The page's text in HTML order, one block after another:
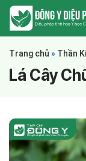
Trang chủ » Thần
Lá Cây